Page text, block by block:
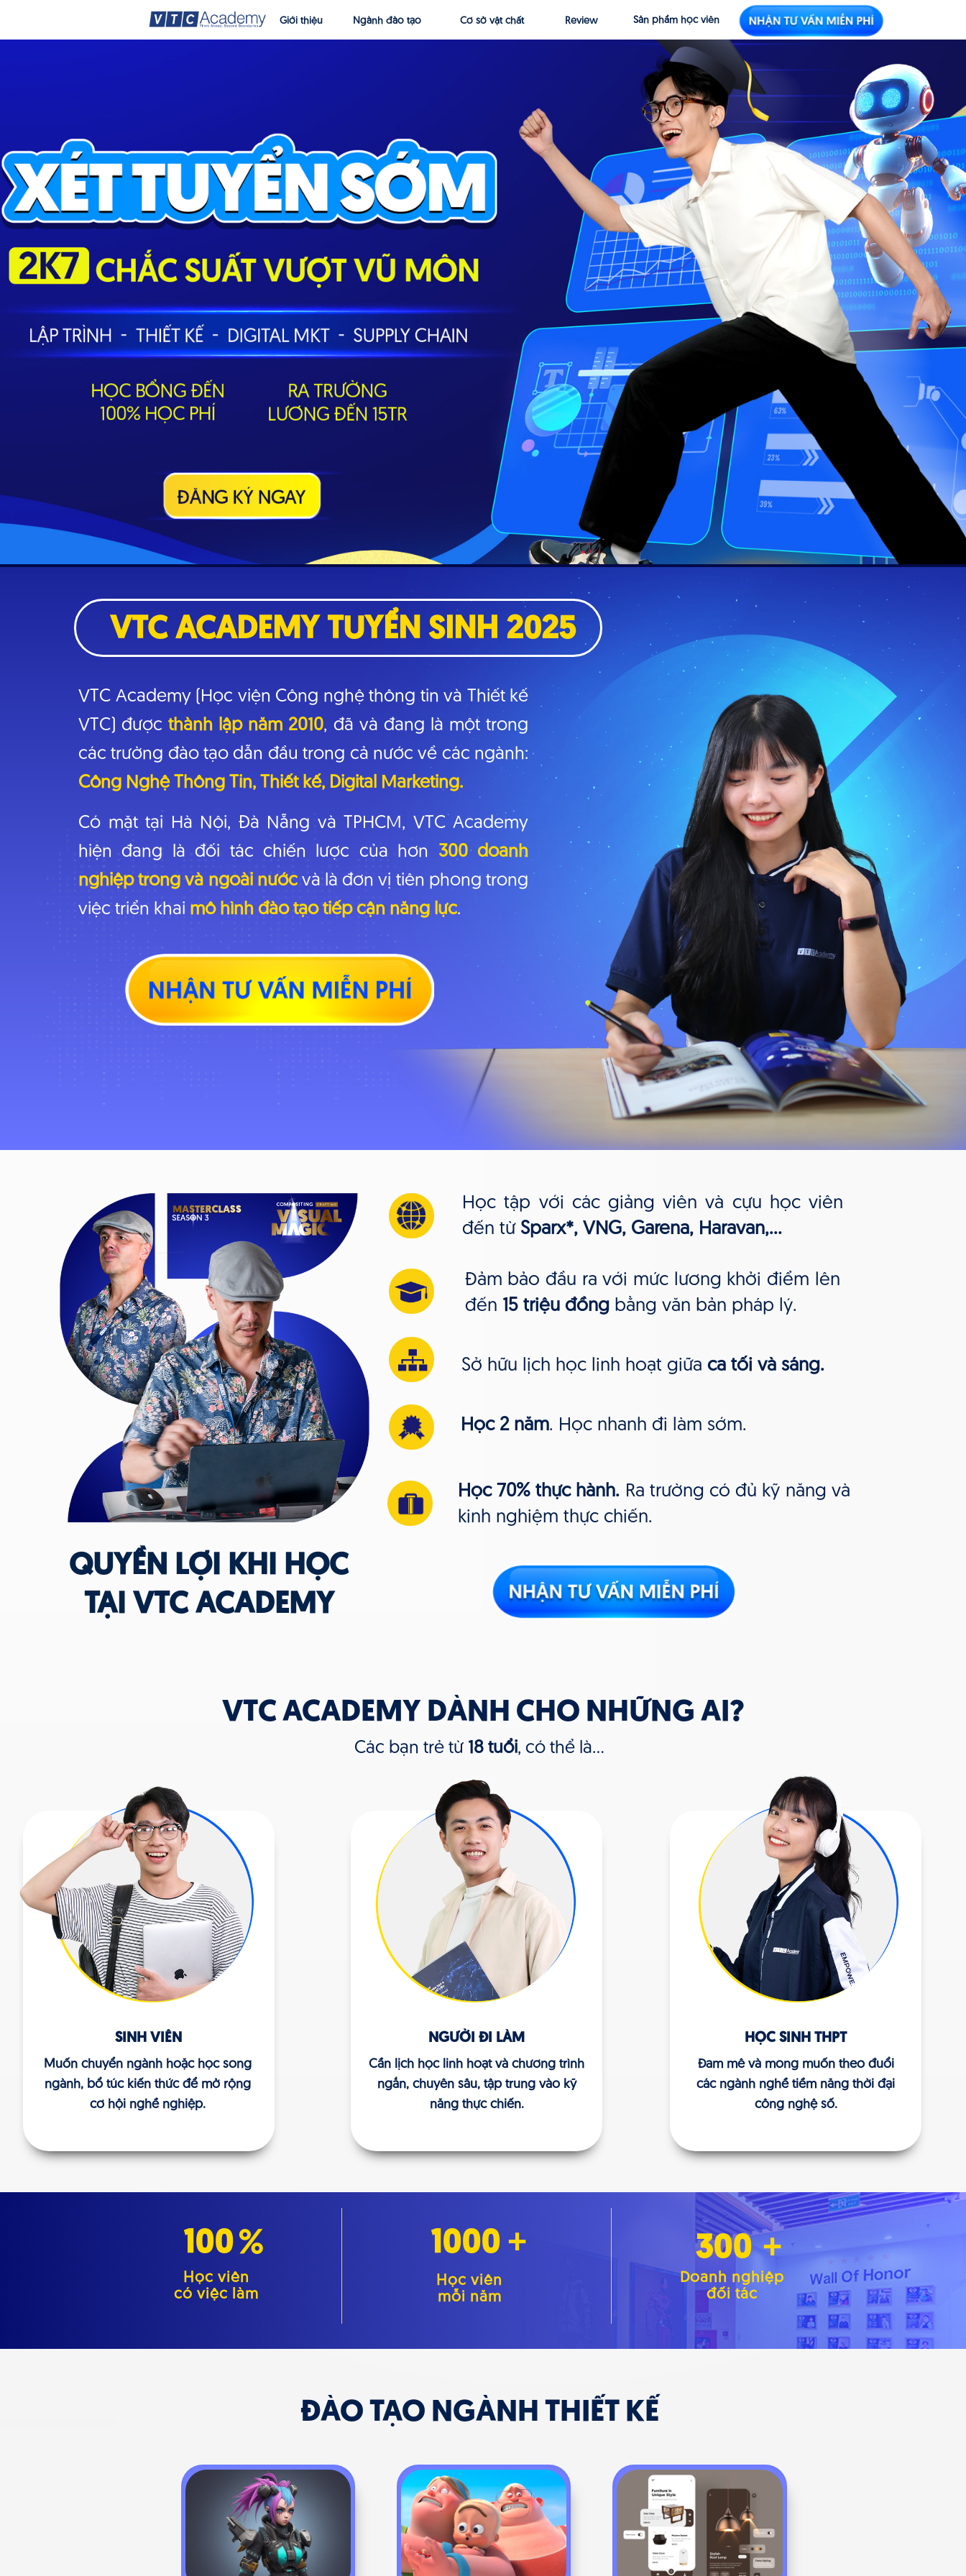
Giới thiệu Ngành đào tạo Cơ sở vật chất Review Sản phẩm học viên
VTC ACADEMY TUYỂN SINH 2025
VTC Academy (Học viện Công nghệ thông tin và Thiết kế
VTC) đượcthành lập năm 2010, đã và đang là một trong
các trường đào tạo dẫn đầu trong cả nước về các ngành:
Công Nghệ Thông Tin, Thiết kế, Digital Marketing.
Có mặt tại Hà Nội, Đà Nẵng và TPHCM, VTC Academy
hiện đang là đối tác chiến lược của hơn 300 doanh
nghiệp trong và ngoài nướcvà là đơn vị tiên phong trong
việc triển khai mô hình đào tạo tiếp cận năng lực.
Đảm bảo đầu ra với mức lương khởi điểm lên
đến 15 triệu đồngbằng văn bản pháp lý.
Sở hữu lịch học linh hoạt giữa ca tối và sáng.
Học 2 năm. Học nhanh đi làm sớm.
Học 70% thực hành. Ra trường có đủ kỹ năng và
kinh nghiệm thực chiến.
QUYỀN LỢI KHI HỌC
TẠI VTC ACADEMY
Học tập với các giảng viên và cựu học viên
đến từ Sparx*, VNG, Garena, Haravan,...
VTC ACADEMY DÀNH CHO NHỮNG AI?
Các bạn trẻ từ 18 tuổi, có thể là...
NGƯỜI ĐI LÀM
Cần lịch học linh hoạt và chương trình
ngắn, chuyên sâu, tập trung vào kỹ
năng thực chiến.
SINH VIÊN
Muốn chuyển ngành hoặc học song
ngành, bổ túc kiến thức để mở rộng
cơ hội nghề nghiệp.
HỌC SINH THPT
Đam mê và mong muốn theo đuổi
các ngành nghề tiềm năng thời đại
công nghệ số.
100
Học viên
có việc làm
Học viên
mỗi năm
1000 300
Doanh nghiệp
đối tác
% + +
ĐÀO TẠO NGÀNH THIẾT KẾ